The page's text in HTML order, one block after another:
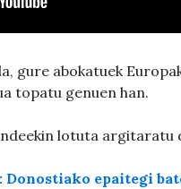
gure abokatuek
topatu genuen han.
lotuta argitaratu
Donostiako epaitegi